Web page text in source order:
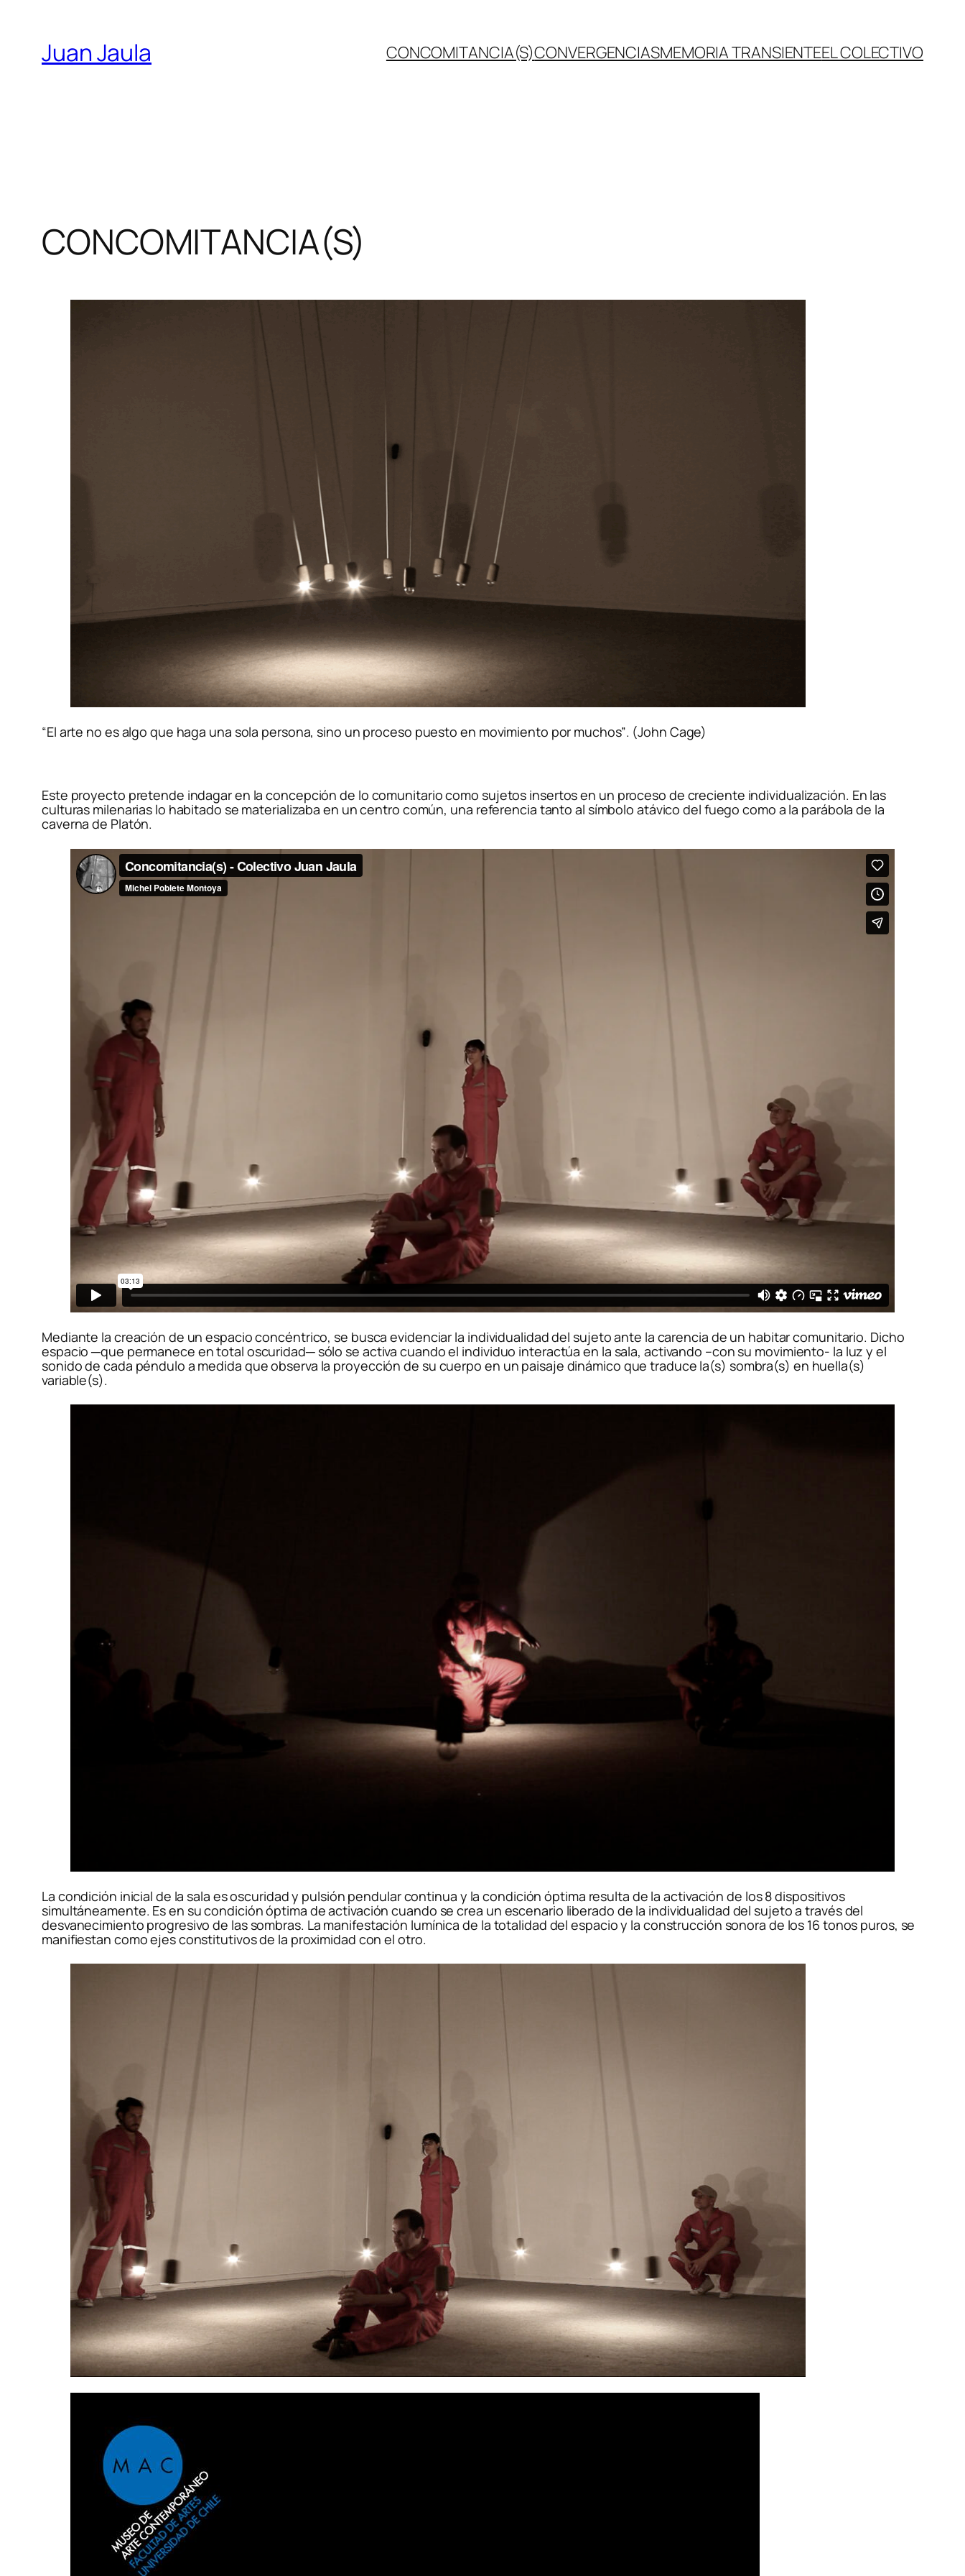
contentJuan Jaula CONCOMITANCIA(S)CONVERGENCIASMEMORIA TRANSIENTEEL COLECTIVO
CONCOMITANCIA(S)
“El arte no es algo que haga una sola persona, sino un proceso puesto en movimiento por muchos”. (John Cage)
Este proyecto pretende indagar en la concepción de lo comunitario como sujetos insertos en un proceso de creciente individualización. En las
culturas milenarias lo habitado se materializaba en un centro común, una referencia tanto al símbolo atávico del fuego como a la parábola de la
caverna de Platón.
Mediante la creación de un espacio concéntrico, se busca evidenciar la individualidad del sujeto ante la carencia de un habitar comunitario. Dicho
espacio ─que permanece en total oscuridad─ sólo se activa cuando el individuo interactúa en la sala, activando –con su movimiento- la luz y el
sonido de cada péndulo a medida que observa la proyección de su cuerpo en un paisaje dinámico que traduce la(s) sombra(s) en huella(s)
variable(s).
La condición inicial de la sala es oscuridad y pulsión pendular continua y la condición óptima resulta de la activación de los 8 dispositivos
simultáneamente. Es en su condición óptima de activación cuando se crea un escenario liberado de la individualidad del sujeto a través del
desvanecimiento progresivo de las sombras. La manifestación lumínica de la totalidad del espacio y la construcción sonora de los 16 tonos puros, se
manifiestan como ejes constitutivos de la proximidad con el otro.